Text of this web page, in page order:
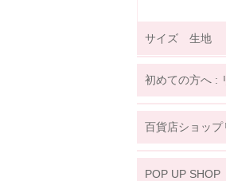
サイズ 生地
サイズ詳細表
年齢
18
初めての方へ :
百貨店ショップ
POP UP SHOP